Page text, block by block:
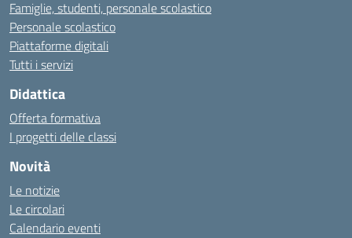
Famiglie, studenti, personale scolastico
Personale scolastico
Piattaforme digitali
Tutti i servizi
Didattica
Offerta formativa
I progetti delle classi
Novità
Le notizie
Le circolari
Calendario eventi